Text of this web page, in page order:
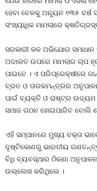
ହେବା ବେଳକୁ ଅନ୍ୟୂନ ୧୩୫
ସଂଖ୍ୟାଧିକ ମାମଲାରେ
ସରକାରୀ କଳ ଅଭିଯୋଗ
ଅଦାଲତ ଉପରେ ମାମଲାର ଚାପ
ପାଇବେ । ଏ ପରିପ୍ରେକ୍ଷୀରେ
ବ୍ରତ ଓ ତାରକମନ୍ତ୍ରର
ପାଇଁ ବ୍ୟକ୍ତି ଓ ରାଷ୍ଟ୍ର ଉଦ୍ୟମ
ସମାଜ ଗଠନ ହୋଇପାରିବ ବୋଲି
ଏହି ସମ୍ପାନରେ ମୁଖ୍ୟ ବକ୍ତା
ଦୃଷ୍ଟିକୋଣରୁ ଭାରତୀୟ
ବିଧି ବ୍ୟବସ୍ଥାର ଠିକଣା
ଉଲ୍ଲେଖ କରିଥିଲେ ।